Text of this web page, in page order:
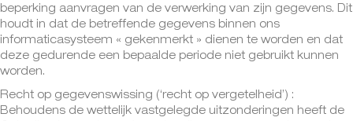
beperking aanvragen van de verwerking van zijn gegevens. Dit
houdt in dat de betreffende gegevens binnen ons
informaticasysteem « gekenmerkt » dienen te worden en dat
deze gedurende een bepaalde periode niet gebruikt kunnen
worden.
Recht op gegevenswissing (‘recht op vergetelheid’) :
Behoudens de wettelijk vastgelegde uitzonderingen heeft de